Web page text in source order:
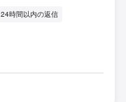
24時間以内の返信